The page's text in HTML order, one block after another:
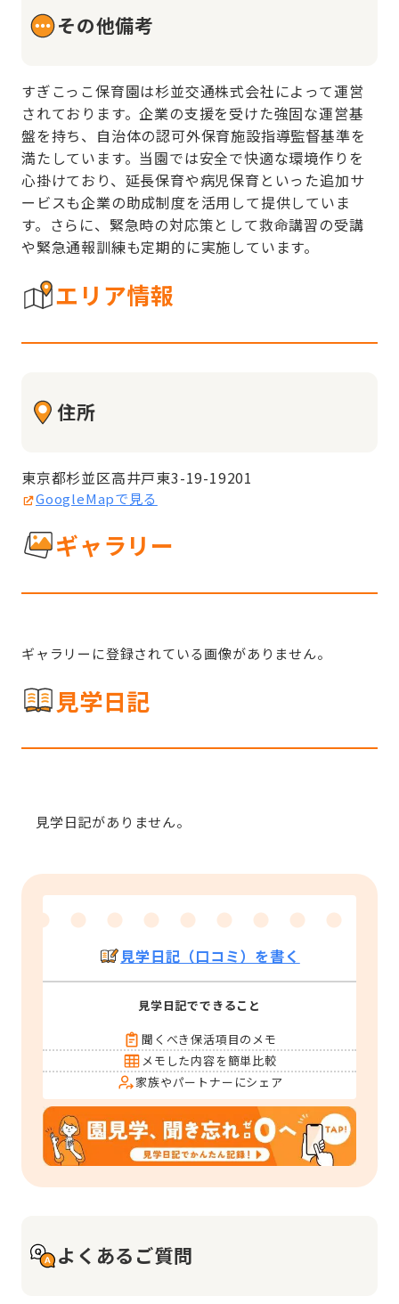
その他備考
すぎこっこ保育園は杉並交通株式会社によって運営
されております。企業の支援を受けた強固な運営基
盤を持ち、自治体の認可外保育施設指導監督基準を
満たしています。当園では安全で快適な環境作りを
心掛けており、延長保育や病児保育といった追加サ
ービスも企業の助成制度を活用して提供していま
す。さらに、緊急時の対応策として救命講習の受講
や緊急通報訓練も定期的に実施しています。
エリア情報
住所
東京都杉並区高井戸東3-19-19201
GoogleMapで見る
ギャラリー
ギャラリーに登録されている画像がありません。
見学日記
見学日記がありません。
見学日記（口コミ）を書く
見学日記でできること
聞くべき保活項目のメモ
メモした内容を簡単比較
家族やパートナーにシェア
よくあるご質問